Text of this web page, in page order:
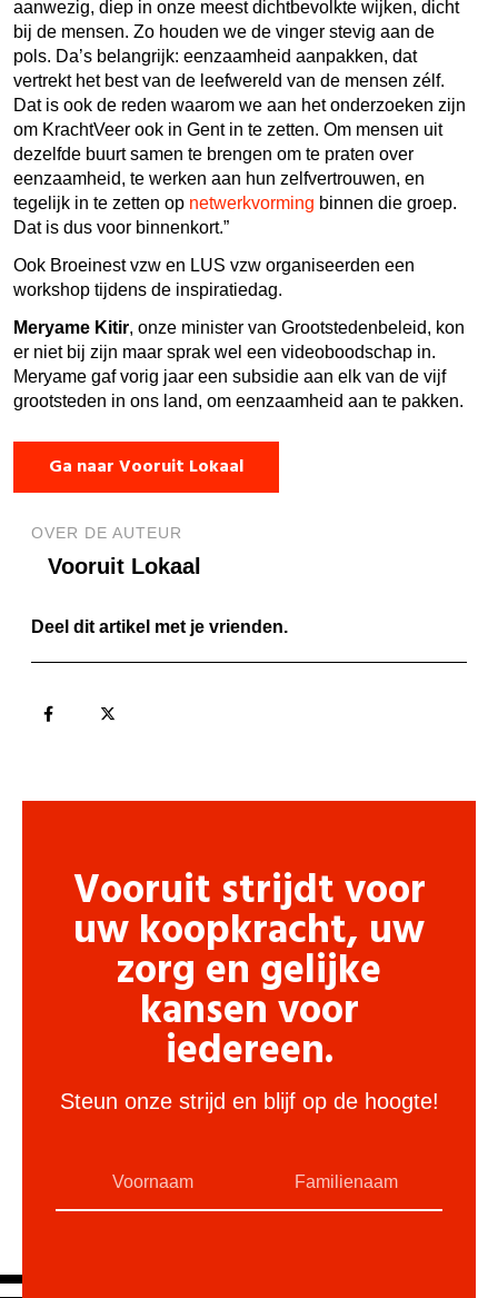
aanwezig, diep in onze meest dichtbevolkte wijken, dicht
bij de mensen. Zo houden we de vinger stevig aan de
pols. Da’s belangrijk: eenzaamheid aanpakken, dat
vertrekt het best van de leefwereld van de mensen zélf.
Dat is ook de reden waarom we aan het onderzoeken zijn
om KrachtVeer ook in Gent in te zetten. Om mensen uit
dezelfde buurt samen te brengen om te praten over
eenzaamheid, te werken aan hun zelfvertrouwen, en
tegelijk in te zetten op netwerkvorming binnen die groep.
Dat is dus voor binnenkort.”
Ook Broeinest vzw en LUS vzw organiseerden een
workshop tijdens de inspiratiedag.
Meryame Kitir, onze minister van Grootstedenbeleid, kon
er niet bij zijn maar sprak wel een videoboodschap in.
Meryame gaf vorig jaar een subsidie aan elk van de vijf
grootsteden in ons land, om eenzaamheid aan te pakken.
Ga naar Vooruit Lokaal
OVER DE AUTEUR
Vooruit Lokaal
Deel dit artikel met je vrienden.
Vooruit strijdt voor
uw koopkracht, uw
zorg en gelijke
kansen voor
iedereen.
Steun onze strijd en blijf op de hoogte!